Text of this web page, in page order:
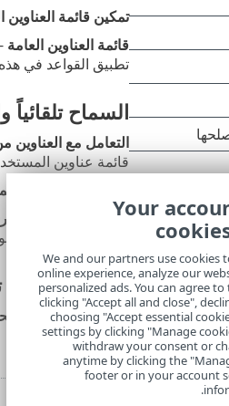
تمكين قائمة العناوين
قائمة العناوين العامة -
تطبيق القواعد في
السماح
التعامل مع العناوين
قائمة عناوين
إضافة عناوين
إضافة العناوين من
تنتمي إلى رسائل
إضافة
إضافة العناوين من
المستخدم كـاستثناء
Your
We and our partners use cookies
online experience, analyze our
personalized ads. You can agree
clicking "Accept all and close",
choosing "Accept essential
settings by clicking "Manage
withdraw your consent or
anytime by clicking the
footer or in your account
.